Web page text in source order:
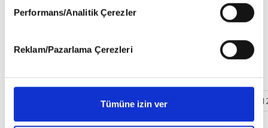
okumak ve sitemizi ziyaretiniz kapsamında
gerçekleştirilen veri işleme faaliyetleri ile ilgili daha
Performans/Analitik Çerezler
Reklam/Pazarlama Çerezleri
Tümüne izin ver
Yazarlar
Soner Karakuş
5 6 7